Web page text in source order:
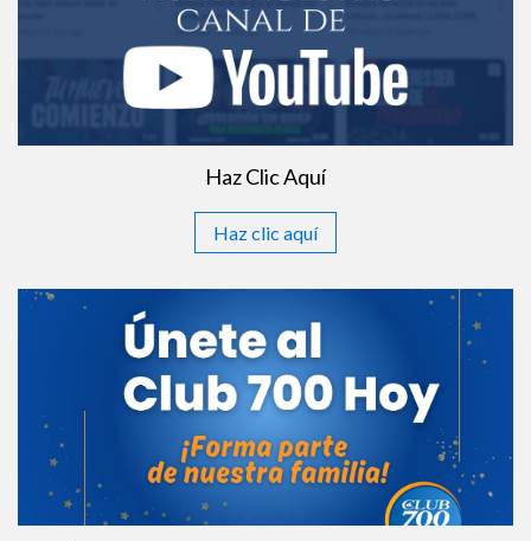
Haz Clic Aquí
Haz clic aquí